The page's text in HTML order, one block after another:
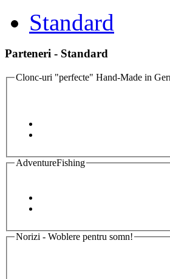
Standard
Parteneri - Standard
Clonc-uri "perfecte" Hand-Made in
AdventureFishing
Norizi - Woblere pentru somn!